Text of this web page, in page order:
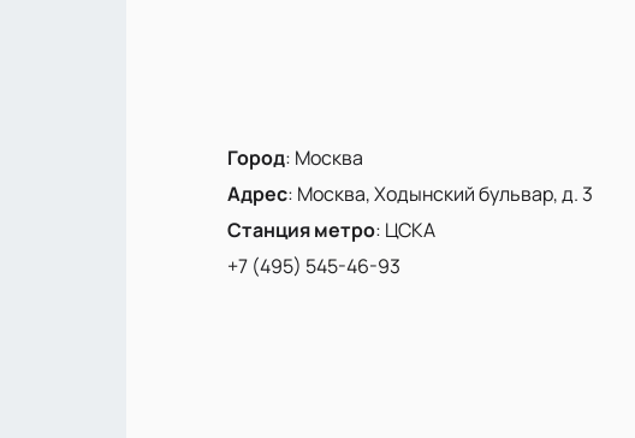
Город: Москва
Адрес: Москва, Ходынский бульвар, д. 3
Станция метро: ЦСКА
+7 (495) 545-46-93